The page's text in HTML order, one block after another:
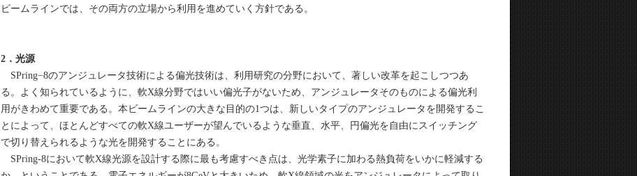
ビームラインでは、その両方の立場から利用を進めていく方針である。
2．光源
SPring−8のアンジュレータ技術による偏光技術は、利用研究の分野において、著しい改革を起こしつつあ
る。よく知られているように、軟X線分野ではいい偏光子がないため、アンジュレータそのものによる偏光利
用がきわめて重要である。本ビームラインの大きな目的の1つは、新しいタイプのアンジュレータを開発するこ
とによって、ほとんどすべての軟X線ユーザーが望んでいるような垂直、水平、円偏光を自由にスイッチング
で切り替えられるような光を開発することにある。
SPring-8において軟X線光源を設計する際に最も考慮すべき点は、光学素子に加わる熱負荷をいかに軽減する